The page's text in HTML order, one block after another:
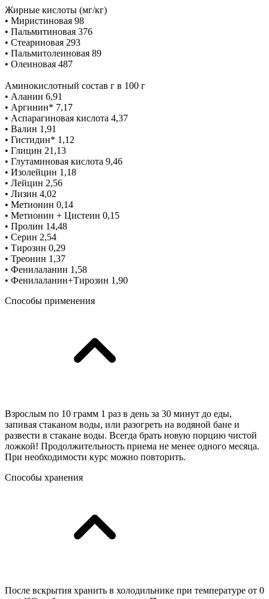
Жирные кислоты (мг/кг)
• Миристиновая 98
• Пальмитиновая 376
• Стеариновая 293
• Пальмитолеиновая 89
• Олеиновая 487
Аминокислотный состав г в 100 г
• Аланин 6,91
• Аргинин* 7,17
• Аспарагиновая кислота 4,37
• Валин 1,91
• Гистидин* 1,12
• Глицин 21,13
• Глутаминовая кислота 9,46
• Изолейцин 1,18
• Лейцин 2,56
• Лизин 4,02
• Метионин 0,14
• Метионин + Цистеин 0,15
• Пролин 14,48
• Серин 2,54
• Тирозин 0,29
• Треонин 1,37
• Фенилаланин 1,58
• Фенилаланин+Тирозин 1,90
Способы применения
Взрослым по 10 грамм 1 раз в день за 30 минут до еды,
запивая стаканом воды, или разогреть на водяной бане и
развести в стакане воды. Всегда брать новую порцию чистой
ложкой! Продолжительность приема не менее одного месяца.
При необходимости курс можно повторить.
Способы хранения
После вскрытия хранить в холодильнике при температуре от 0